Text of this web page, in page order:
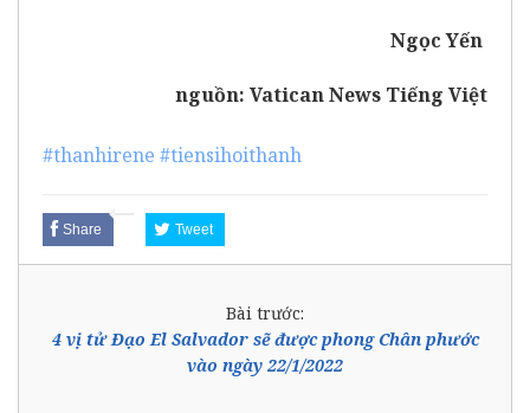
Ngọc Yến
nguồn: Vatican News Tiếng Việt
#thanhirene #tiensihoithanh
Share Tweet
Bài trước:
4 vị tử Đạo El Salvador sẽ được phong Chân phước
vào ngày 22/1/2022